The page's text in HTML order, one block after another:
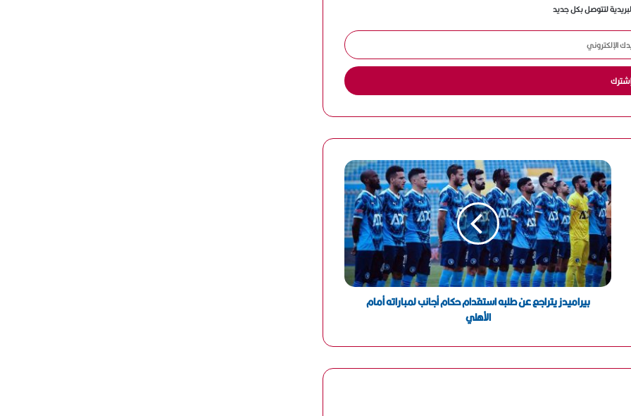
بإدفينا ويؤكد أهمية استثماره كمقصد سياحي وتاريخي
للتحصين ضد مرضي الحمى القلاعية والوادي المتصدع
الدوار وتؤكد توفير كافة التيسيرات لانتظام الامتحانات
محافظة البحر الأحمر تتخذ إجراءات حاسمة ضد مخالفات
التخلص من مخلفات الأضاحي وتؤكد عدم التهاون مع أي
تجاوزات بيئية
بعد حصولها على 15 درجة بالثانوية العامة.. أسرة طالبة
متفوقة في البحيرة تتقدم بتظلم رسمي
حلها ميدانيًا
لتتوصل بكل جديد
بيراميدز يتراجع عن طلبه استقدام حكام أجانب لمباراته أمام
الأهلي